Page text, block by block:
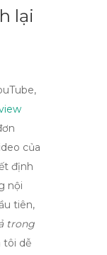
lại
của
định
nội
tiên,
trong
tôi dễ